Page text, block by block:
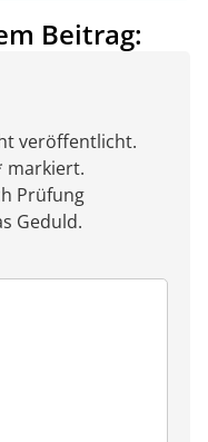
Beitrag:
veröffentlicht.
markiert.
Prüfung
Geduld.